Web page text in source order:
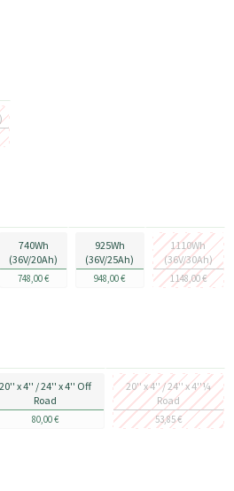
740Wh
(36V/20Ah)
748,00 €
925Wh
(36V/25Ah)
948,00 €
1110Wh
(36V/30Ah)
1 148,00 €
20'' x 4'' / 24'' x 4'' Off
Road
80,00 €
20'' x 4'' / 24'' x 4''¼
Road
53,85 €